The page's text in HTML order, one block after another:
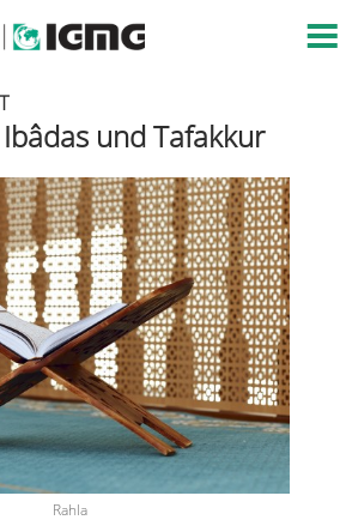
und Tafakkur
Rahla